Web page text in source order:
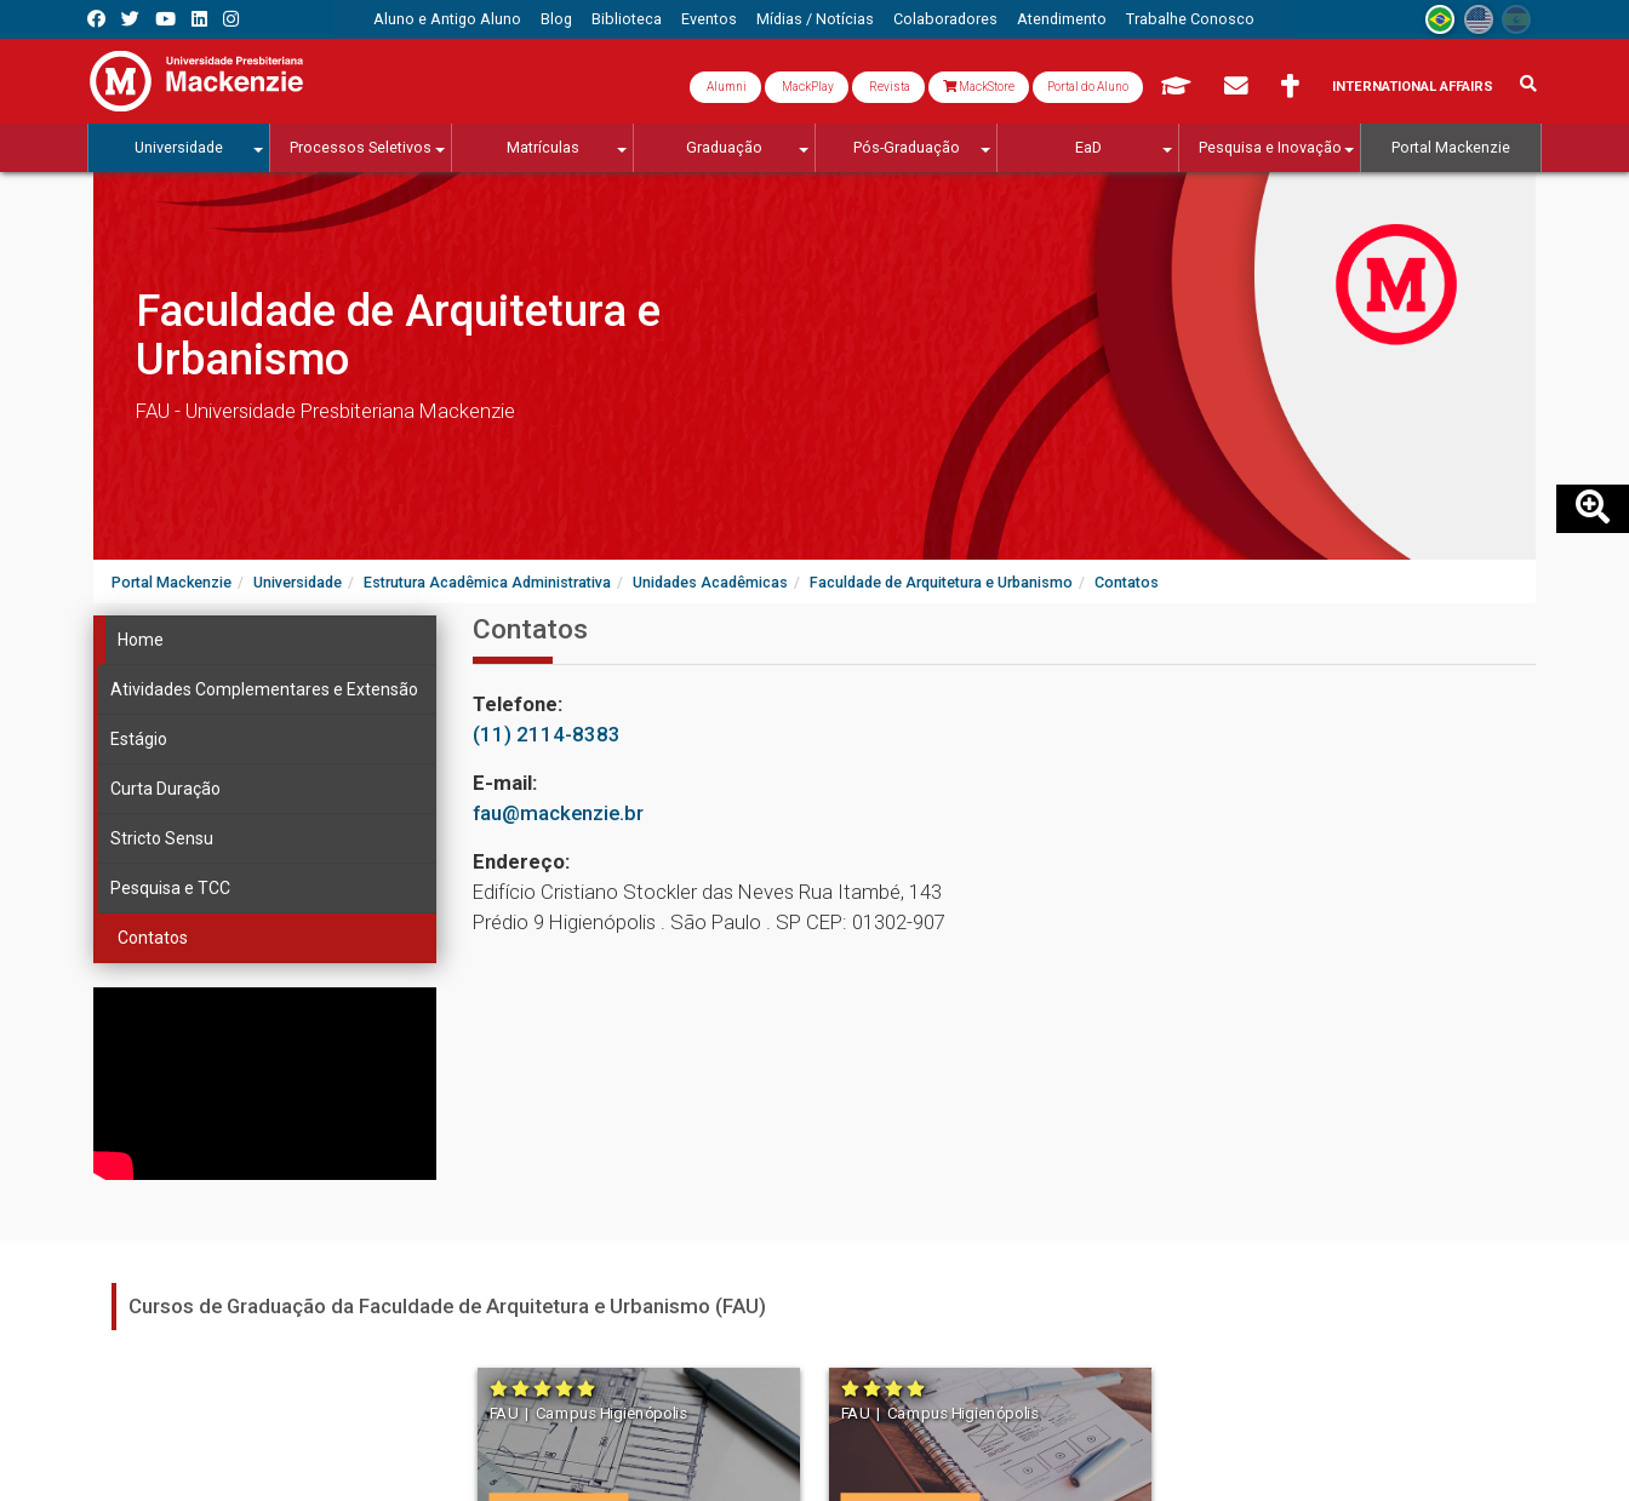
Aluno e Antigo Aluno Blog Biblioteca Eventos Mídias / Notícias Colaboradores Atendimento Trabalhe Conosco
Alumni MackPlay Revista MackStore Portal do Aluno INTERNATIONAL AFFAIRS
Universidade Processos Seletivos Matrículas Graduação Pós-Graduação EaD Pesquisa e Inovação Portal Mackenzie
Faculdade de Arquitetura e
Urbanismo
FAU - Universidade Presbiteriana Mackenzie
Portal Mackenzie Universidade Estrutura Acadêmica Administrativa Unidades Acadêmicas Faculdade de Arquitetura e Urbanismo Contatos
Home
Atividades Complementares e Extensão
Estágio
Curta Duração
Stricto Sensu
Pesquisa e TCC
Contatos
Contatos
Telefone:
(11) 2114-8383
E-mail:
fau@mackenzie.br
Endereço:
Edifício Cristiano Stockler das Neves Rua Itambé, 143
Prédio 9 Higienópolis . São Paulo . SP CEP: 01302-907
Cursos de Graduação da Faculdade de Arquitetura e Urbanismo (FAU)
FAU | Campus Higienópolis FAU | Campus Higienópolis